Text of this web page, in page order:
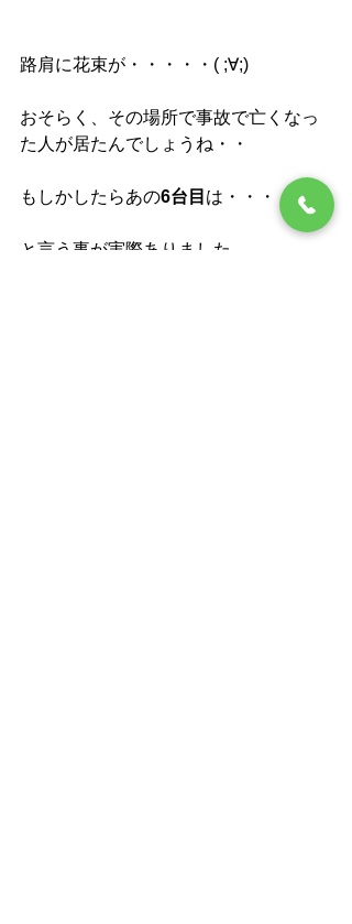
路肩に花束が・・・・・( ;∀;)
おそらく、その場所で事故で亡くなっ
た人が居たんでしょうね・・
もしかしたらあの6台目 は・・・
と言う事が実際ありました。